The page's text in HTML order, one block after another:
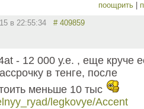
поощрить
в 22:55:34 # 409859
- 12 000 у.е. , еще круче
в тенге, после
меньше 10 тыс
legkovye/Accent